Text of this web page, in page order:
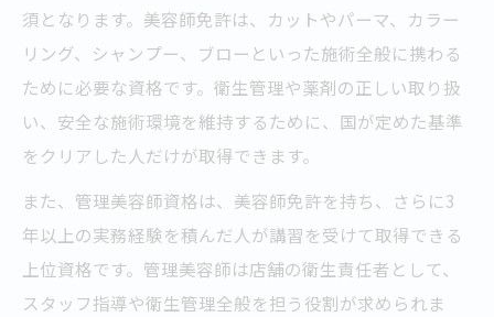
須となります。美容師免許は、カットやパーマ、カラー
リング、シャンプー、ブローといった施術全般に携わる
ために必要な資格です。衛生管理や薬剤の正しい取り扱
い、安全な施術環境を維持するために、国が定めた基準
をクリアした人だけが取得できます。
また、管理美容師資格は、美容師免許を持ち、さらに3
年以上の実務経験を積んだ人が講習を受けて取得できる
上位資格です。管理美容師は店舗の衛生責任者として、
スタッフ指導や衛生管理全般を担う役割が求められま